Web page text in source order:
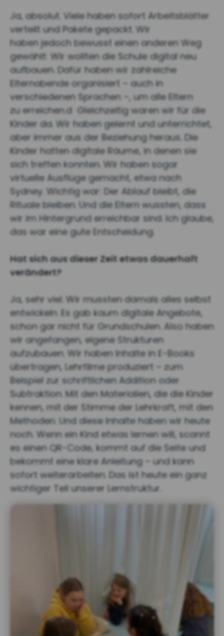
Ja, absolut. Viele haben sofort Arbeitsblätter
verteilt und Pakete gepackt. Wir
haben jedoch bewusst einen anderen Weg
gewählt: Wir wollten die Schule digital neu
aufbauen. Dafür haben wir zahlreiche
Elternabende organisiert – auch in
verschiedenen Sprachen –, um alle Eltern
zu erreichen.d Gleichzeitig waren wir für die
Kinder da. Wir haben gelernt und unterrichtet,
aber immer aus der Beziehung heraus. Die
Kinder hatten digitale Räume, in denen sie
sich treffen konnten. Wir haben sogar
virtuelle Ausflüge gemacht, etwa nach
Sydney. Wichtig war: Der Ablauf bleibt, die
Rituale bleiben. Und die Eltern wussten, dass
wir im Hintergrund erreichbar sind. Ich glaube,
das war eine gute Entscheidung.
Hat sich aus dieser Zeit etwas dauerhaft
verändert?
Ja, sehr viel. Wir mussten damals alles selbst
entwickeln. Es gab kaum digitale Angebote,
schon gar nicht für Grundschulen. Also haben
wir angefangen, eigene Strukturen
aufzubauen. Wir haben Inhalte in E-Books
übertragen, Lehrfilme produziert – zum
Beispiel zur schriftlichen Addition oder
Subtraktion. Mit den Materialien, die die Kinder
kennen, mit der Stimme der Lehrkraft, mit den
Methoden. Und diese Inhalte haben wir heute
noch. Wenn ein Kind etwas lernen will, scannt
es einen QR-Code, kommt auf die Seite und
bekommt eine klare Anleitung – und kann
sofort weiterarbeiten. Das ist heute ein ganz
wichtiger Teil unserer Lernstruktur.